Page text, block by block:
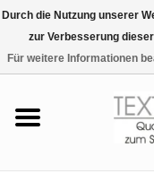
Durch die Nutzung unserer
zur Verbesserung
Für weitere Informationen